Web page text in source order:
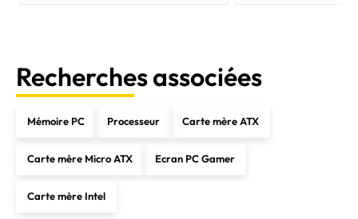
Recherches associées
Mémoire PC Processeur Carte mère ATX
Carte mère Micro ATX Ecran PC Gamer
Carte mère Intel